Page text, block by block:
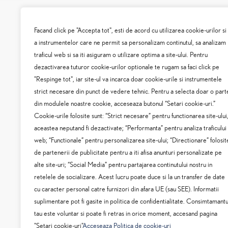
Facand click pe "Accepta tot", esti de acord cu utilizarea cookie-urilor si
a instrumentelor care ne permit sa personalizam continutul, sa analizam
traficul web si sa iti asiguram o utilizare optima a site-ului. Pentru
dezactivarea tuturor cookie-urilor optionale te rugam sa faci click pe
"Respinge tot", iar site-ul va incarca doar cookie-urile si instrumentele
strict necesare din punct de vedere tehnic. Pentru a selecta doar o
din modulele noastre cookie, acceseaza butonul “Setari cookie-uri.”
Cookie-urile folosite sunt: “Strict necesare” pentru functionarea site-ului,
aceastea neputand fi dezactivate; “Performanta” pentru analiza traficului
web; “Functionale” pentru personalizarea site-ului; “Directionare”
de partenerii de publicitate pentru a iti afisa anunturi personalizate pe
alte site-uri; “Social Media” pentru partajarea continutului nostru in
retelele de socializare. Acest lucru poate duce si la un transfer de date
cu caracter personal catre furnizori din afara UE (sau SEE). Informatii
suplimentare pot fi gasite in politica de confidentialitate.
tau este voluntar si poate fi retras in orice moment, accesand pagina
"Setari cookie-uri"Acceseaza Politica de cookie-uri
TOYO BUCURESTI SUD
Splaiul Unirii nr. 281-283
Sector 3, Bucuresti
Service:
programari.service@bucurestisud.lexus.ro